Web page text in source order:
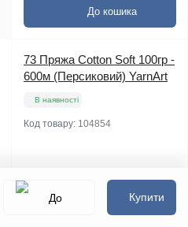
Купити
До кошика
73 Пряжа Cotton Soft 100гр -
600м (Персиковий) YarnArt
В наявності
Код товару: 104854